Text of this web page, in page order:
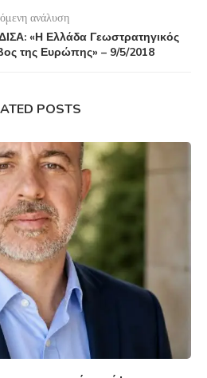
ανάλυση
«Η Ελλάδα Γεωστρατηγικός
της Ευρώπης» – 9/5/2018
POSTS